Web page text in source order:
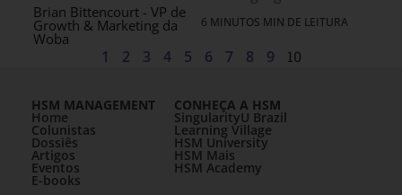
Brian Bittencourt - VP de
Growth & Marketing da
Woba
6 MINUTOS MIN DE LEITURA
1 2 3 4 5 6 7 8 9 10
HSM MANAGEMENT
Home
Colunistas
Dossiês
Artigos
Eventos
E-books
CONHEÇA A HSM
SingularityU Brazil
Learning Village
HSM University
HSM Mais
HSM Academy